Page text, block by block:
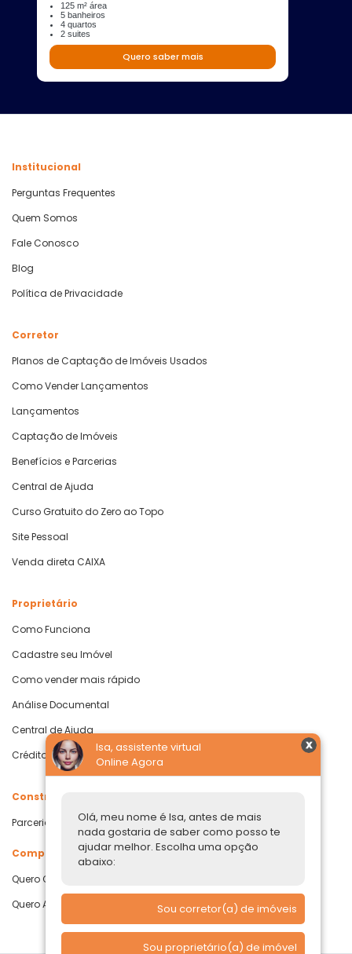
125 m² área
5 banheiros
4 quartos
2 suites
Quero saber mais
Isa, assistente virtual
Online Agora
Olá, meu nome é Isa, antes de mais
nada gostaria de saber como posso te
ajudar melhor. Escolha uma opção
abaixo:
Sou corretor(a) de imóveis
Sou proprietário(a) de imóvel
Institucional
Perguntas Frequentes
Quem Somos
Fale Conosco
Blog
Política de Privacidade
Corretor
Planos de Captação de Imóveis Usados
Como Vender Lançamentos
Lançamentos
Captação de Imóveis
Benefícios e Parcerias
Central de Ajuda
Curso Gratuito do Zero ao Topo
Site Pessoal
Venda direta CAIXA
Proprietário
Como Funciona
Cadastre seu Imóvel
Como vender mais rápido
Análise Documental
Central de Ajuda
Crédito com Garantia de Imóvel
Construtoras
Parcerias Imobiliárias
Comprar ou alugar
Quero Comprar
Quero Alugar